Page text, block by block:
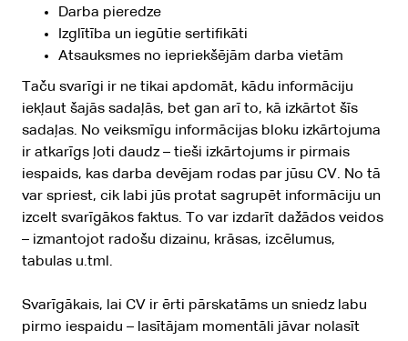
Darba pieredze
Izglītība un iegūtie sertifikāti
Atsauksmes no iepriekšējām darba vietām
Taču svarīgi ir ne tikai apdomāt, kādu informāciju
iekļaut šajās sadaļās, bet gan arī to, kā izkārtot šīs
sadaļas. No veiksmīgu informācijas bloku izkārtojuma
ir atkarīgs ļoti daudz – tieši izkārtojums ir pirmais
iespaids, kas darba devējam rodas par jūsu CV. No tā
var spriest, cik labi jūs protat sagrupēt informāciju un
izcelt svarīgākos faktus. To var izdarīt dažādos veidos
– izmantojot radošu dizainu, krāsas, izcēlumus,
tabulas u.tml.
Svarīgākais, lai CV ir ērti pārskatāms un sniedz labu
pirmo iespaidu – lasītājam momentāli jāvar nolasīt